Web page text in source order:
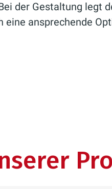
der Gestaltung
ansprechende